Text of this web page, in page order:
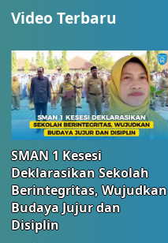
Video Terbaru
SMAN 1 Kesesi
Deklarasikan Sekolah
Berintegritas, Wujudkan
Budaya Jujur dan
Disiplin